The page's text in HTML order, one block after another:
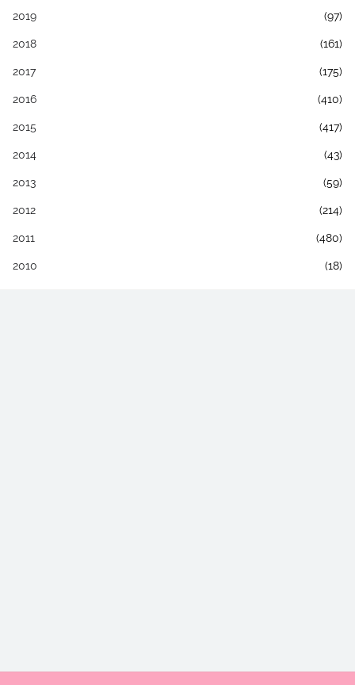
2019 (97)
2018 (161)
2017 (175)
2016 (410)
2015 (417)
2014 (43)
2013 (59)
2012 (214)
2011 (480)
2010 (18)